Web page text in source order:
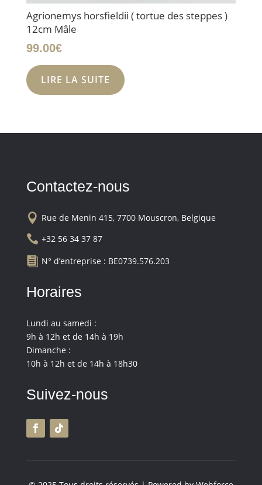
Agrionemys horsfieldii ( tortue des steppes )
12cm Mâle
99.00€
LIRE LA SUITE
Contactez-nous
 Rue de Menin 415, 7700 Mouscron, Belgique
 +32 56 34 37 87
 N° d’entreprise : BE0739.576.203
Horaires
Lundi au samedi :
9h à 12h et de 14h à 19h
Dimanche :
10h à 12h et de 14h à 18h30
Suivez-nous